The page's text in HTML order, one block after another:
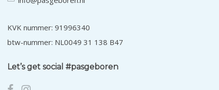
KVK nummer: 91996340
btw-nummer: NL0049 31 138 B47
Let’s get social #pasgeboren